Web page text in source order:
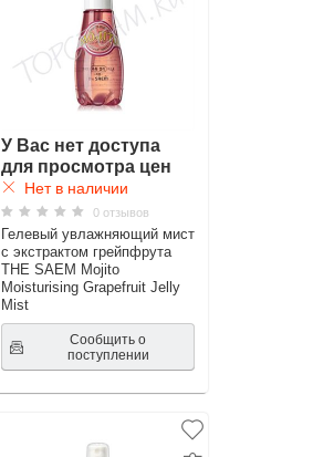
У Вас нет доступа
для просмотра цен
Нет в наличии
0 отзывов
Гелевый увлажняющий мист
с экстрактом грейпфрута
THE SAEM Mojito
Moisturising Grapefruit Jelly
Mist
Сообщить о
поступлении